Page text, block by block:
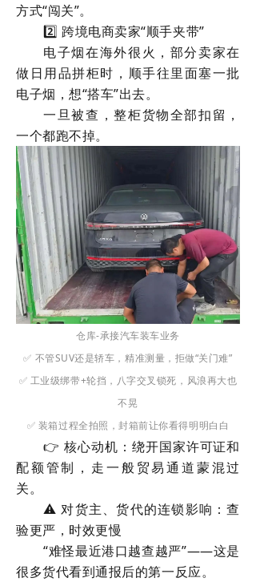
方式“闯关”。
2️⃣ 跨境电商卖家“顺手夹带”
电子烟在海外很火，部分卖家在
做日用品拼柜时，顺手往里面塞一批
电子烟，想“搭车”出去。
一旦被查，整柜货物全部扣留，
一个都跑不掉。
仓库-承接汽车装车业务
✅ 不管SUV还是轿车，精准测量，拒做“关门难”
✅ 工业级绑带+轮挡，八字交叉锁死，风浪再大也
不晃
✅ 装箱过程全拍照，封箱前让你看得明明白白
👉 核心动机：绕开国家许可证和
配额管制，走一般贸易通道蒙混过
关。
⚠️ 对货主、货代的连锁影响：查
验更严，时效更慢
“难怪最近港口越查越严”——这是
很多货代看到通报后的第一反应。